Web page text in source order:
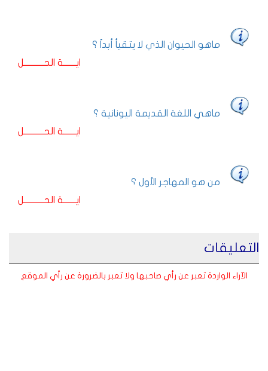
ماهو الحيوان الذي لا يتقيأ أبداً ؟
ايـــــــة الحـــــــــــل
ماهي اللغة القديمة اليونانية ؟
ايـــــــة الحـــــــــــل
من هو المهاجر الأول ؟
ايـــــــة الحـــــــــــل
التعليقات
الآراء الواردة تعبر عن رأي صاحبها ولا تعبر بالضرورة عن رأي الموقع